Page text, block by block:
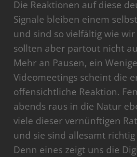
Die Reaktionen auf diese
Signale bleiben einem
und sind so vielfältig wie wir
sollten aber partout nicht
Mehr an Pausen, ein
Videomeetings scheint die
offensichtliche Reaktion.
abends raus in die Natur
viele dieser vernünftigen
und sie sind allesamt
Denn eines zeigt uns die